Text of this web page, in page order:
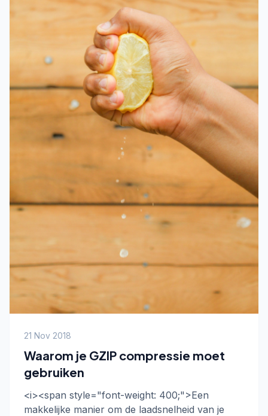
21 Nov 2018
Waarom je GZIP compressie moet
gebruiken
<i><span style="font-weight: 400;">Een
makkelijke manier om de laadsnelheid van je